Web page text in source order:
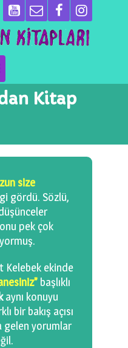
Kitap
size
gördü. Sözlü,
pek çok
Kelebek ekinde
başlıklı
aynı konuyu
bir bakış açısı
gelen yorumlar